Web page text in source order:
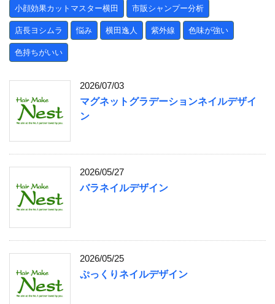
小顔効果カットマスター横田 市販シャンプー分析
店長ヨシムラ 悩み 横田逸人 紫外線 色味が強い
色持ちがいい
2026/07/03
マグネットグラデーションネイルデザイ
ン
2026/05/27
バラネイルデザイン
2026/05/25
ぷっくりネイルデザイン